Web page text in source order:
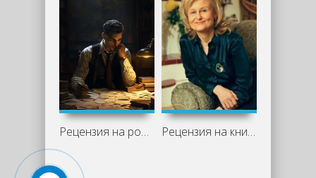
Рецензия на роман Жоржа Сименона «Мегрэ Рецензия на книги Дарьи Донцовой